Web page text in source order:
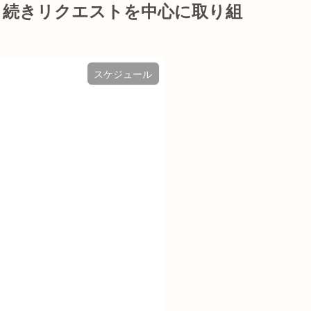
きリクエストを中心に取り組
スケジュール